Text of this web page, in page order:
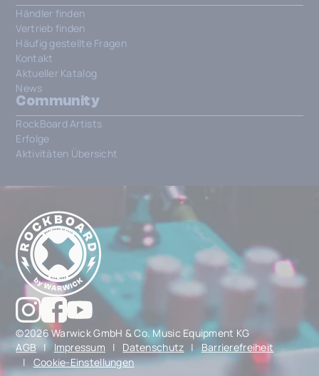
Händler finden
Vertrieb finden
Häufig gestellte Fragen
Kontakt
Aktueller Katalog
News
Community
RockBoard Artists
Erfolge
Aktivitäten Übersicht
©2026 Warwick GmbH & Co. Music Equipment KG
AGB | Impressum | Datenschutz |
Barrierefreiheit
|
Cookie-Einstellungen